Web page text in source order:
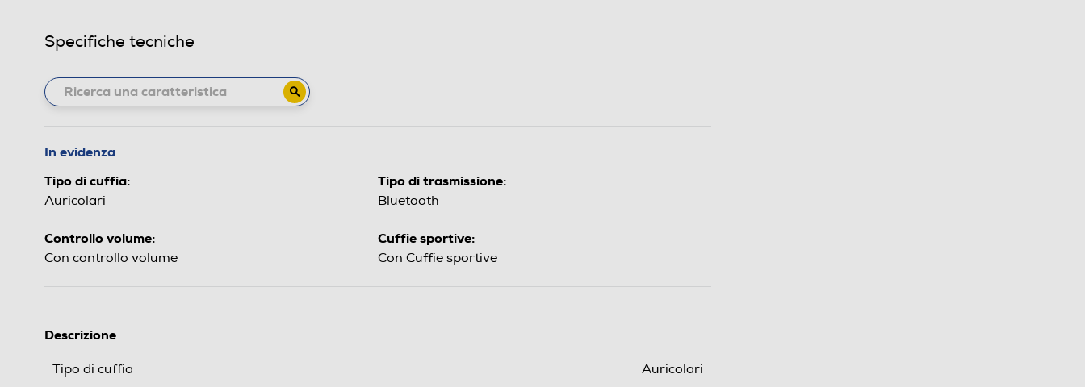
Specifiche tecniche
In evidenza
Tipo di cuffia:
Auricolari
Tipo di trasmissione:
Bluetooth
Controllo volume:
Con controllo volume
Cuffie sportive:
Con Cuffie sportive
Descrizione
Tipo di cuffia Auricolari